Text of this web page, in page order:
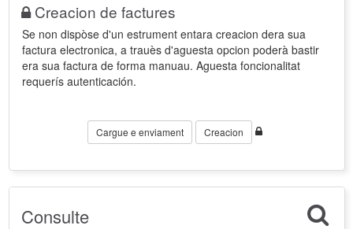
Creacion de factures
Se non dispòse d'un estrument entara creacion dera sua
factura electronica, a trauès d'aguesta opcion poderà bastir
era sua factura de forma manuau. Aguesta foncionalitat
requerís autenticación.
Cargue e enviament Creacion
Consulte